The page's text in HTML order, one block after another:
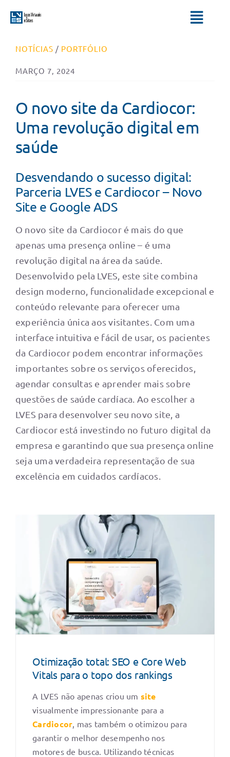
para
conteúdo
QUEM SOMOS
NOTÍCIAS / PORTFÓLIO
MARÇO 7, 2024
O novo site da Cardiocor:
Uma revolução digital em
saúde
Desvendando o sucesso digital:
Parceria LVES e Cardiocor – Novo
Site e Google ADS
O novo site da Cardiocor é mais do que
apenas uma presença online – é uma
revolução digital na área da saúde.
Desenvolvido pela LVES, este site combina
design moderno, funcionalidade excepcional e
conteúdo relevante para oferecer uma
experiência única aos visitantes. Com uma
interface intuitiva e fácil de usar, os pacientes
da Cardiocor podem encontrar informações
importantes sobre os serviços oferecidos,
agendar consultas e aprender mais sobre
questões de saúde cardíaca. Ao escolher a
LVES para desenvolver seu novo site, a
Cardiocor está investindo no futuro digital da
empresa e garantindo que sua presença online
seja uma verdadeira representação de sua
excelência em cuidados cardíacos.
Otimização total: SEO e Core Web
Vitals para o topo dos rankings
A LVES não apenas criou um site
visualmente impressionante para a
Cardiocor , mas também o otimizou para
garantir o melhor desempenho nos
motores de busca. Utilizando técnicas